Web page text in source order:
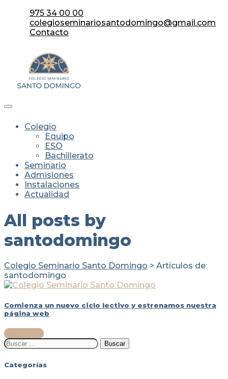
975 34 00 00
colegioseminariosantodomingo@gmail.com
Contacto
Colegio
Equipo
ESO
Bachillerato
Seminario
Admisiones
Instalaciones
Actualidad
All posts by
santodomingo
Colegio Seminario Santo Domingo > Artículos de:
santodomingo
Comienza un nuevo ciclo lectivo y estrenamos nuestra
página web
Leer más
Buscar:
Categorías